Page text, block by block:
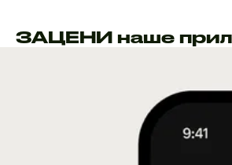
ЗАЦЕНИ наше